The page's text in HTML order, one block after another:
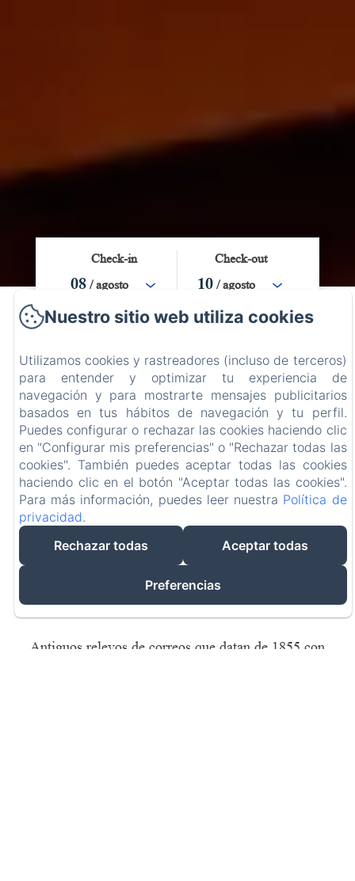
Check-in
08 / agosto
Check-out
10 / agosto
Bienvenido a Arc
en Sel
Adosado de la Salina Real de Arc et Senans,
Patrimonio de la Humanidad de la UNESCO
Antiguos relevos de correos que datan de 1855 con
Nuestro sitio web utiliza cookies
Utilizamos cookies y rastreadores (incluso de terceros)
para entender y optimizar tu experiencia de
navegación y para mostrarte mensajes publicitarios
basados en tus hábitos de navegación y tu perfil.
Puedes configurar o rechazar las cookies haciendo clic
en "Configurar mis preferencias" o "Rechazar todas las
cookies". También puedes aceptar todas las cookies
haciendo clic en el botón "Aceptar todas las cookies".
Para más información, puedes leer nuestra Política de
privacidad.
Rechazar todas
Aceptar todas
Preferencias